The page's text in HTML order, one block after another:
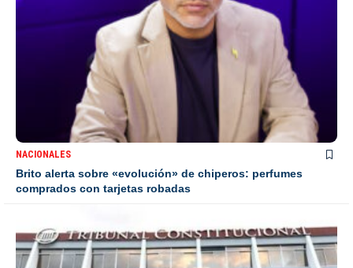
NACIONALES
Brito alerta sobre «evolución» de chiperos: perfumes
comprados con tarjetas robadas